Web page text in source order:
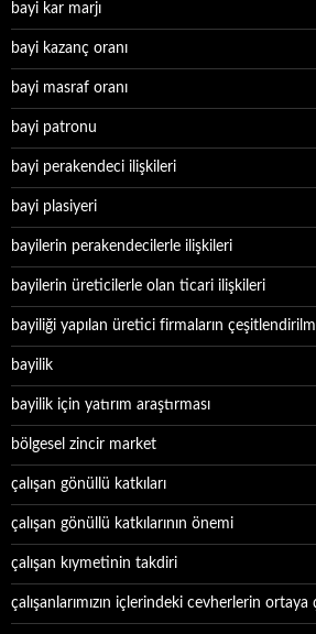
bayi kar marjı
bayi kazanç oranı
bayi masraf oranı
bayi patronu
bayi perakendeci ilişkileri
bayi plasiyeri
bayilerin perakendecilerle ilişkileri
bayilerin üreticilerle olan ticari ilişkileri
bayiliği yapılan üretici firmaların
bayilik
bayilik için yatırım araştırması
bölgesel zincir market
çalışan gönüllü katkıları
çalışan gönüllü katkılarının önemi
çalışan kıymetinin takdiri
çalışanlarımızın içlerindeki cevherlerin ortaya